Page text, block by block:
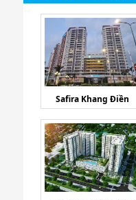
Safira Khang Điền